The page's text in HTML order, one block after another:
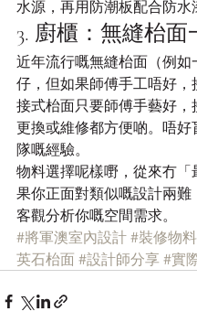
水源，再用防潮板配合防水
3. 廚櫃：無縫枱面
近年流行嘅無縫枱面（例
仔，但如果師傅手工唔好
接式枱面只要師傅手藝好
更換或維修都方便啲。唔
隊嘅經驗。
物料選擇呢樣嘢，從來冇
果你正面對類似嘅設計兩難
客觀分析你嘅空間需求。
#將軍澳室內設計 #裝修物
英石枱面 #設計師分享 #實